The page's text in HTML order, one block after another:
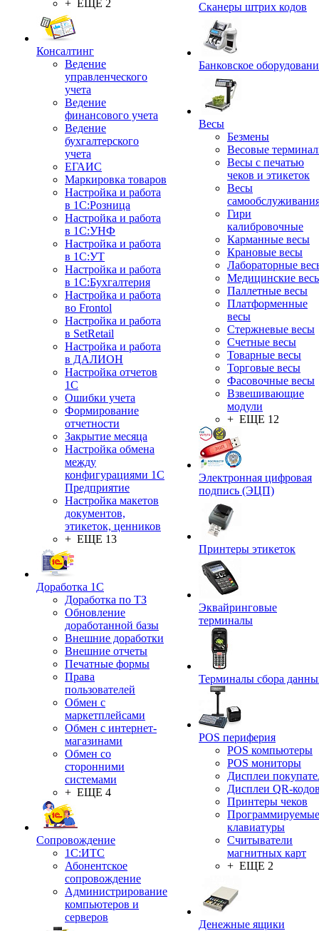
+ ЕЩЕ 2
Консалтинг
Ведение
управленческого
учета
Ведение
финансового учета
Ведение
бухгалтерского
учета
ЕГАИС
Маркировка товаров
Настройка и работа
в 1С:Розница
Настройка и работа
в 1С:УНФ
Настройка и работа
в 1С:УТ
Настройка и работа
в 1С:Бухгалтерия
Настройка и работа
во Frontol
Настройка и работа
в SetRetail
Настройка и работа
в ДАЛИОН
Настройка отчетов
1С
Ошибки учета
Формирование
отчетности
Закрытие месяца
Настройка обмена
между
конфигурациями 1С
Предприятие
Настройка макетов
документов,
этикеток, ценников
+ ЕЩЕ 13
Доработка 1С
Доработка по ТЗ
Обновление
доработанной базы
Внешние доработки
Внешние отчеты
Печатные формы
Права
пользователей
Обмен с
маркетплейсами
Обмен с интернет-
магазинами
Обмен со
сторонними
системами
+ ЕЩЕ 4
Сопровождение
1C:ИТС
Абонентское
сопровождение
Администрирование
компьютеров и
серверов
Сканеры штрих кодов
Банковское
Весы
Безмены
Весовые
Весы с печатью
чеков и этикеток
Весы
Гири
калибровочные
Карманные весы
Крановые весы
Лабораторные
Медицинские
Паллетные весы
Платформенные
весы
Стержневые весы
Счетные весы
Товарные весы
Торговые весы
Фасовочные весы
Взвешивающие
модули
+ ЕЩЕ 12
Электронная цифровая
подпись (ЭЦП)
Принтеры этикеток
Эквайринговые
терминалы
Терминалы сбора
POS периферия
POS компьютеры
POS мониторы
Дисплеи
Дисплеи QR-
Принтеры чеков
Программируемые
клавиатуры
Считыватели
магнитных карт
+ ЕЩЕ 2
Денежные ящики